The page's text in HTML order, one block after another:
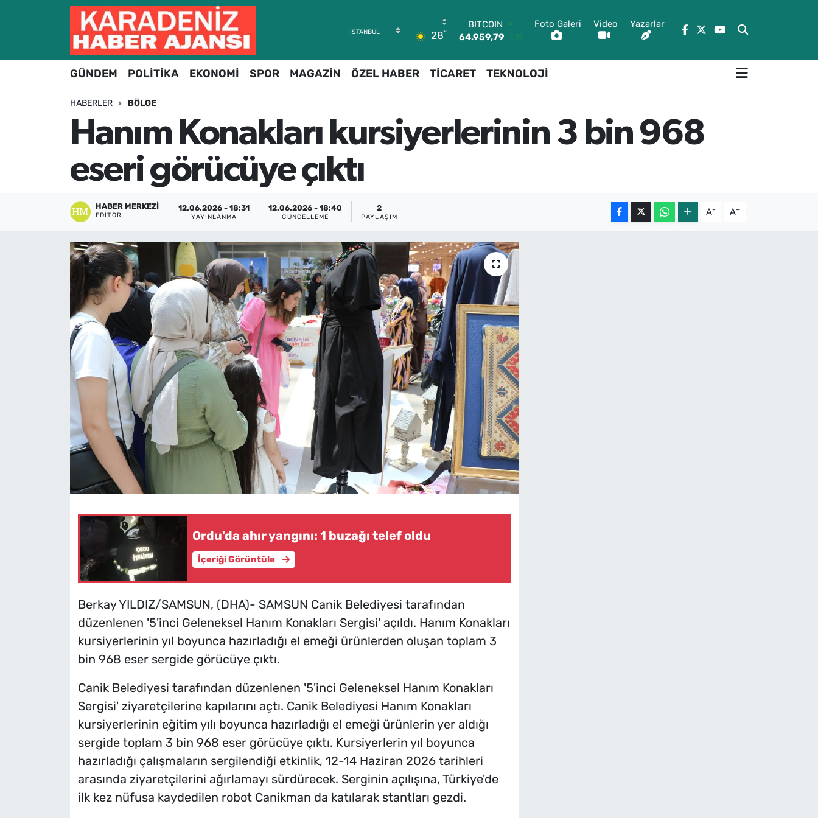
28°
BITCOIN
64.959,79
DOLAR
EURO
GRAM ALTIN
6660.55
0.03
BİST100
Foto Galeri Video Yazarlar
GÜNDEM POLİTİKA EKONOMİ SPOR MAGAZİN ÖZEL HABER TİCARET TEKNOLOJİ
HABERLER BÖLGE
Hanım Konakları kursiyerlerinin 3 bin 968
eseri görücüye çıktı
HABER MERKEZI
EDITÖR
12.06.2026 - 18:31
YAYINLANMA
12.06.2026 - 18:40
GÜNCELLEME
2
PAYLAŞIM A- A+
Ordu'da ahır yangını: 1 buzağı telef oldu
İçeriği Görüntüle
Berkay YILDIZ/SAMSUN, (DHA)- SAMSUN Canik Belediyesi tarafından
düzenlenen '5'inci Geleneksel Hanım Konakları Sergisi' açıldı. Hanım Konakları
kursiyerlerinin yıl boyunca hazırladığı el emeği ürünlerden oluşan toplam 3
bin 968 eser sergide görücüye çıktı.
Canik Belediyesi tarafından düzenlenen '5'inci Geleneksel Hanım Konakları
Sergisi' ziyaretçilerine kapılarını açtı. Canik Belediyesi Hanım Konakları
kursiyerlerinin eğitim yılı boyunca hazırladığı el emeği ürünlerin yer aldığı
sergide toplam 3 bin 968 eser görücüye çıktı. Kursiyerlerin yıl boyunca
hazırladığı çalışmaların sergilendiği etkinlik, 12-14 Haziran 2026 tarihleri
arasında ziyaretçilerini ağırlamayı sürdürecek. Serginin açılışına, Türkiye'de
ilk kez nüfusa kaydedilen robot Canikman da katılarak stantları gezdi.
Hava Durumu
Trafik Durumu
Süper Lig Puan Durumu ve Fikstür
Tüm Manşetler
Son Dakika Haberleri
Haber Arşivi